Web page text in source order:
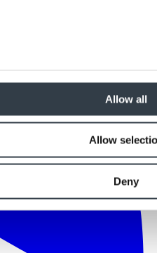
Allow all
Allow
Deny